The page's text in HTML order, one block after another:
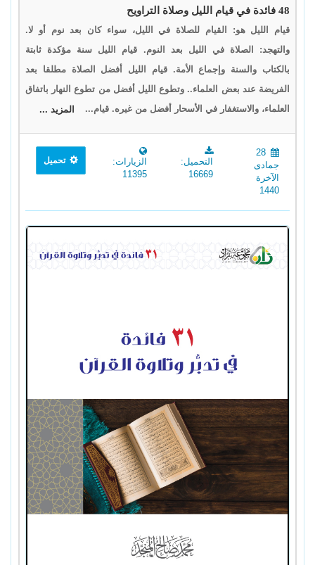
48 فائدة في قيام الليل وصلاة التراويح
قيام الليل هو: القيام للصلاة في الليل، سواء كان بعد نوم أو لا.
والتهجد: الصلاة في الليل بعد النوم. قيام الليل سنة مؤكدة ثابتة
بالكتاب والسنة وإجماع الأمة. قيام الليل أفضل الصلاة مطلقا بعد
الفريضة عند بعض العلماء.. وتطوع الليل أفضل من تطوع النهار باتفاق
العلماء، والاستغفار في الأسحار أفضل من غيره. قيام...
المزيد ...
28
جمادى
الآخرة
1440
التحميل:
16669
الزيارات:
11395
تحميل